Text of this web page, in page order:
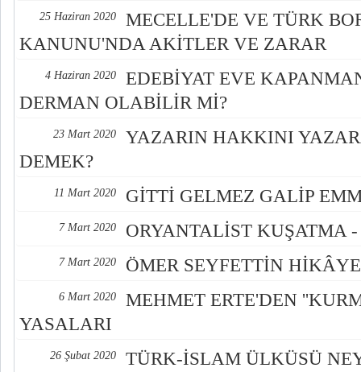
25 Haziran 2020
MECELLE'DE VE TÜRK
KANUNU'NDA AKİTLER VE ZARAR
4 Haziran 2020
EDEBİYAT EVE
DERMAN OLABİLİR Mİ?
23 Mart 2020
YAZARIN HAKKINI
DEMEK?
11 Mart 2020 GİTTİ GELMEZ GALİP
7 Mart 2020 ORYANTALİST KUŞATMA
7 Mart 2020 ÖMER SEYFETTİN
6 Mart 2020
MEHMET ERTE'DEN
YASALARI
26 Şubat 2020
TÜRK-İSLAM ÜLKÜSÜ